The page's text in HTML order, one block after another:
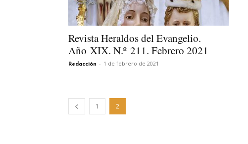
Revista Heraldos del Evangelio.
Año XIX. N.º 211. Febrero 2021
Redacción - 1 de febrero de 2021
1 2